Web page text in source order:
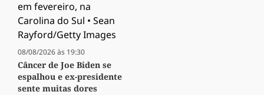
08/08/2026 às 19:30
Câncer de Joe Biden se
espalhou e ex-presidente
sente muitas dores